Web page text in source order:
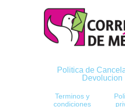
Politica de
Devolucion
Terminos y
condiciones